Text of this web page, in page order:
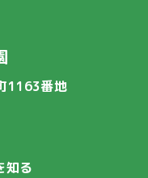
1163番地
知る